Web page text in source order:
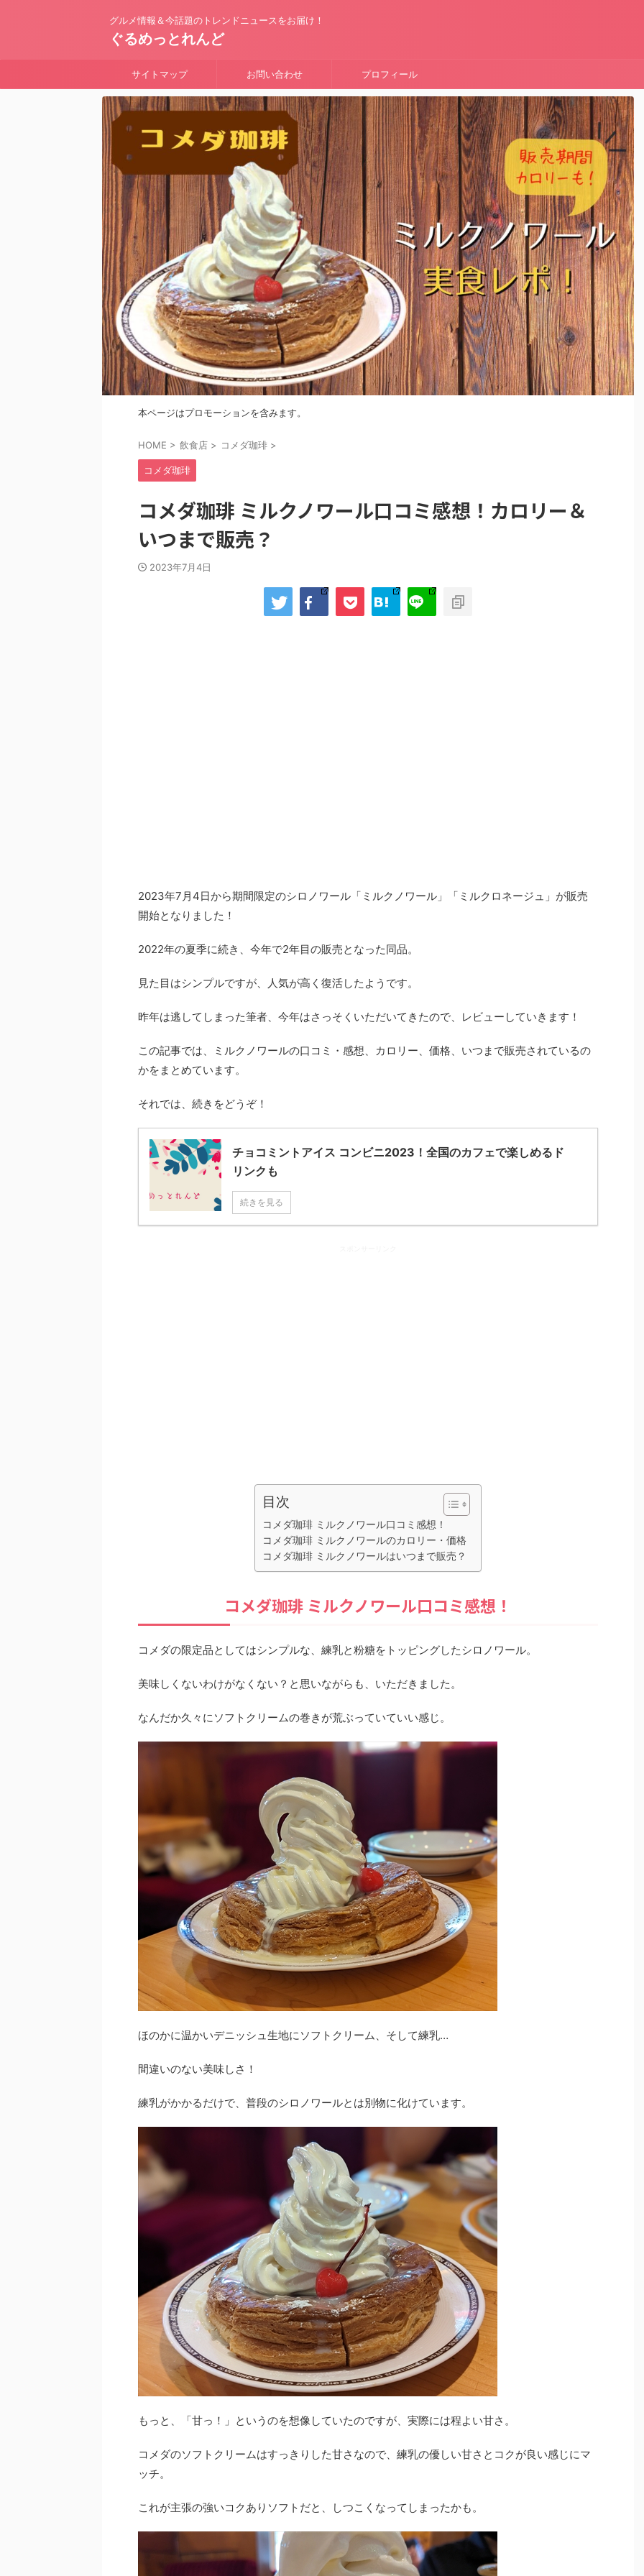
グルメ情報＆今話題のトレンドニュースをお届け！
ぐるめっとれんど
サイトマップ お問い合わせ プロフィール
本ページはプロモーションを含みます。
HOME > 飲食店 > コメダ珈琲 >
コメダ珈琲
コメダ珈琲 ミルクノワール口コミ感想！カロリー＆
いつまで販売？
2023年7月4日
2023年7月4日から期間限定のシロノワール「ミルクノワール」「ミルクロネージュ」が販売
開始となりました！
2022年の夏季に続き、今年で2年目の販売となった同品。
見た目はシンプルですが、人気が高く復活したようです。
昨年は逃してしまった筆者、今年はさっそくいただいてきたので、レビューしていきます！
この記事では、ミルクノワールの口コミ・感想、カロリー、価格、いつまで販売されているの
かをまとめています。
それでは、続きをどうぞ！
チョコミントアイス コンビニ2023！全国のカフェで楽しめるド
リンクも
続きを見る
目次
コメダ珈琲 ミルクノワール口コミ感想！
コメダ珈琲 ミルクノワールのカロリー・価格
コメダ珈琲 ミルクノワールはいつまで販売？
コメダ珈琲 ミルクノワール口コミ感想！
コメダの限定品としてはシンプルな、練乳と粉糖をトッピングしたシロノワール。
美味しくないわけがなくない？と思いながらも、いただきました。
なんだか久々にソフトクリームの巻きが荒ぶっていていい感じ。
ほのかに温かいデニッシュ生地にソフトクリーム、そして練乳…
間違いのない美味しさ！
練乳がかかるだけで、普段のシロノワールとは別物に化けています。
もっと、「甘っ！」というのを想像していたのですが、実際には程よい甘さ。
コメダのソフトクリームはすっきりした甘さなので、練乳の優しい甘さとコクが良い感じにマ
ッチ。
これが主張の強いコクありソフトだと、しつこくなってしまったかも。